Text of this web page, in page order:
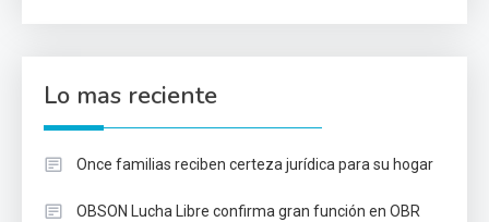
Lo mas reciente
Once familias reciben certeza jurídica para su hogar
OBSON Lucha Libre confirma gran función en OBR